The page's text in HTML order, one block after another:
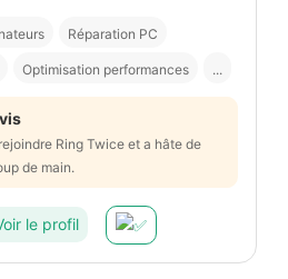
Réparation PC
Optimisation performances ...
Ring Twice et a hâte de
de main.
le profil